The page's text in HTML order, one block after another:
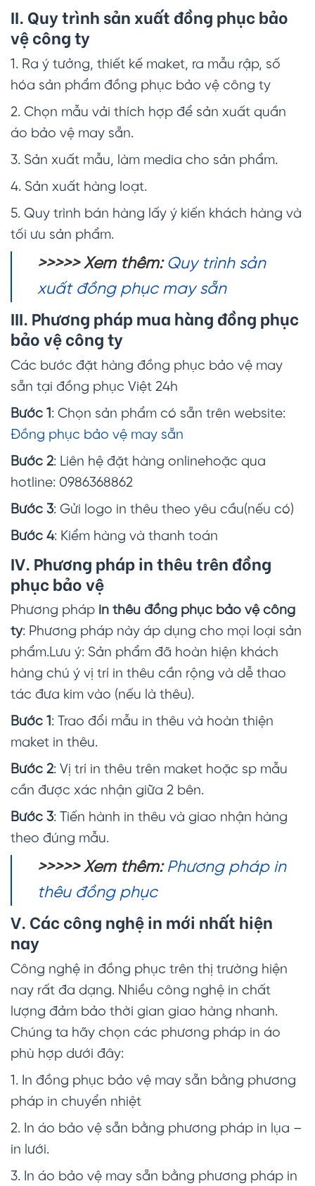
II. Quy trình sản xuất đồng phục bảo
vệ công ty
1. Ra ý tưởng, thiết kế maket, ra mẫu rập, số
hóa sản phẩm đồng phục bảo vệ công ty
2. Chọn mẫu vải thích hợp để sản xuất quần
áo bảo vệ may sẵn.
3. Sản xuất mẫu, làm media cho sản phẩm.
4. Sản xuất hàng loạt.
5. Quy trình bán hàng lấy ý kiến khách hàng và
tối ưu sản phẩm.
>>>>>Xem thêm: Quy trình sản
xuất đồng phục may sẵn
III. Phương pháp mua hàng đồng phục
bảo vệ công ty
Các bước đặt hàng đồng phục bảo vệ may
sẵn tại đồng phục Việt 24h
Bước 1 : Chọn sản phẩm có sẵn trên website:
Đồng phục bảo vệ may sẵn
Bước 2: Liên hệ đặt hàng onlinehoặc qua
hotline: 0986368862
Bước 3: Gửi logo in thêu theo yêu cầu(nếu có)
Bước 4: Kiểm hàng và thanh toán
IV. Phương pháp in thêu trên đồng
phục bảo vệ
Phương pháp in thêu đồng phục bảo vệ công
ty: Phương pháp này áp dụng cho mọi loại sản
phẩm.Lưu ý: Sản phẩm đã hoàn hiện khách
hàng chú ý vị trí in thêu cần rộng và dễ thao
tác đưa kim vào (nếu là thêu).
Bước 1: Trao đổi mẫu in thêu và hoàn thiện
maket in thêu.
Bước 2: Vị trí in thêu trên maket hoặc sp mẫu
cần được xác nhận giữa 2 bên.
Bước 3: Tiến hành in thêu và giao nhận hàng
theo đúng mẫu.
>>>>> Xem thêm: Phương pháp in
thêu đồng phục
V. Các công nghệ in mới nhất hiện
nay
Công nghệ in đồng phục trên thị trường hiện
nay rất đa dạng. Nhiều công nghệ in chất
lượng đảm bảo thời gian giao hàng nhanh.
Chúng ta hãy chọn các phương pháp in áo
phù hợp dưới đây:
1. In đồng phục bảo vệ may sẵn bằng phương
pháp in chuyển nhiệt
2. In áo bảo vệ sẵn bằng phương pháp in lụa –
in lưới.
3. In áo bảo vệ may sẵn bằng phương pháp in